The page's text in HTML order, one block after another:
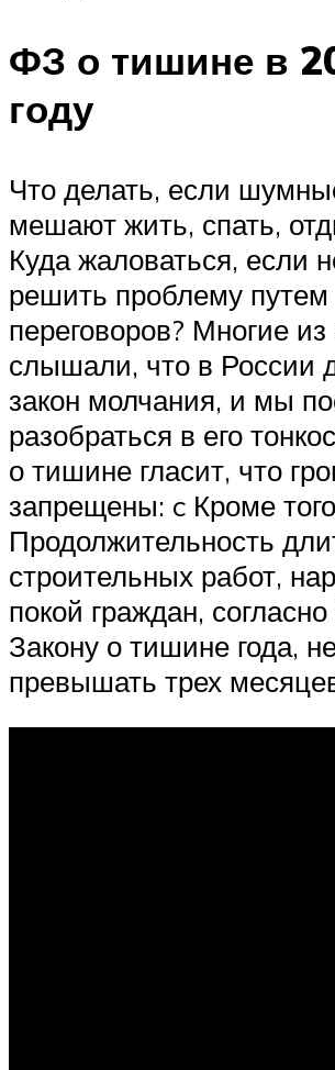
ФЗ о тишине в
году
Что делать, если
мешают жить, спать,
Куда жаловаться, если
решить проблему путем
переговоров? Многие из
слышали, что в России
закон молчания, и мы
разобраться в его
о тишине гласит, что
запрещены: c Кроме
Продолжительность
строительных работ,
покой граждан,
Закону о тишине года,
превышать трех